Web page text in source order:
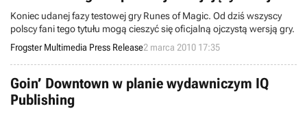
Koniec udanej fazy testowej gry Runes of Magic. Od dziś wszyscy
polscy fani tego tytułu mogą cieszyć się oficjalną ojczystą wersją gry.
Frogster Multimedia Press Release2 marca 2010 17:35
Goin’ Downtown w planie wydawniczym IQ
Publishing